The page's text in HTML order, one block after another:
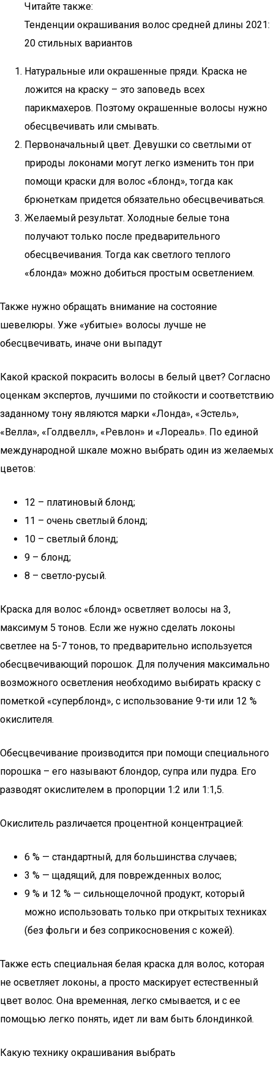
Читайте также:
Тенденции окрашивания волос средней длины 2021:
20 стильных вариантов
Натуральные или окрашенные пряди. Краска не
ложится на краску – это заповедь всех
парикмахеров. Поэтому окрашенные волосы нужно
обесцвечивать или смывать.
Первоначальный цвет. Девушки со светлыми от
природы локонами могут легко изменить тон при
помощи краски для волос «блонд», тогда как
брюнеткам придется обязательно обесцвечиваться.
Желаемый результат. Холодные белые тона
получают только после предварительного
обесцвечивания. Тогда как светлого теплого
«блонда» можно добиться простым осветлением.
Также нужно обращать внимание на состояние
шевелюры. Уже «убитые» волосы лучше не
обесцвечивать, иначе они выпадут
Какой краской покрасить волосы в белый цвет? Согласно
оценкам экспертов, лучшими по стойкости и соответствию
заданному тону являются марки «Лонда», «Эстель»,
«Велла», «Голдвелл», «Ревлон» и «Лореаль». По единой
международной шкале можно выбрать один из желаемых
цветов:
12 – платиновый блонд;
11 – очень светлый блонд;
10 – светлый блонд;
9 – блонд;
8 – светло-русый.
Краска для волос «блонд» осветляет волосы на 3,
максимум 5 тонов. Если же нужно сделать локоны
светлее на 5-7 тонов, то предварительно используется
обесцвечивающий порошок. Для получения максимально
возможного осветления необходимо выбирать краску с
пометкой «суперблонд», с использование 9-ти или 12 %
окислителя.
Обесцвечивание производится при помощи специального
порошка – его называют блондор, супра или пудра. Его
разводят окислителем в пропорции 1:2 или 1:1,5.
Окислитель различается процентной концентрацией:
6 % — стандартный, для большинства случаев;
3 % — щадящий, для поврежденных волос;
9 % и 12 % — сильнощелочной продукт, который
можно использовать только при открытых техниках
(без фольги и без соприкосновения с кожей).
Также есть специальная белая краска для волос, которая
не осветляет локоны, а просто маскирует естественный
цвет волос. Она временная, легко смывается, и с ее
помощью легко понять, идет ли вам быть блондинкой.
Какую технику окрашивания выбрать